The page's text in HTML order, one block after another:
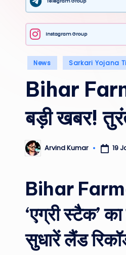
Instagram Group
Posted
News Sarkari Yojana
Bihar
बड़ी खबर!
Posted
by
Arvind Kumar 19
Bihar
‘एग्री स्टैक’
सुधारें लैंड